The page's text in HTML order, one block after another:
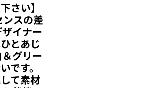
さい】
スの差
イナー
とあじ
グリー
です。
て素材